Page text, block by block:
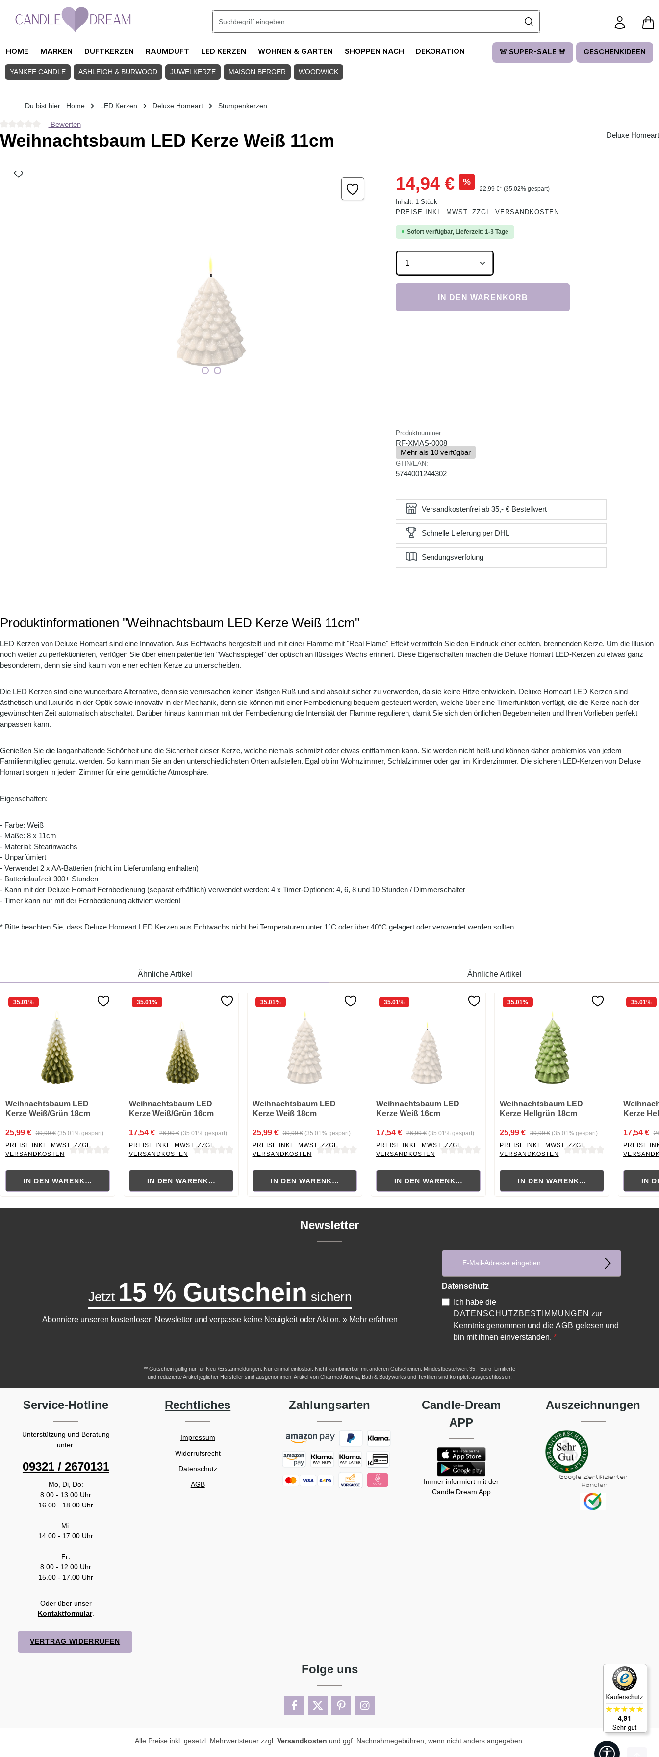
Zum Hauptinhalt springen
HOME MARKEN DUFTKERZEN RAUMDUFT LED KERZEN WOHNEN & GARTEN SHOPPEN NACH DEKORATION 🚨 SUPER-SALE 🚨 GESCHENKIDEEN
YANKEE CANDLE ASHLEIGH & BURWOOD JUWELKERZE MAISON BERGER WOODWICK
Du bist hier: Home LED Kerzen Deluxe Homeart Stumpenkerzen
Durchschnittliche Bewertung von 0 von 5 Sternen
Bewerten
Weihnachtsbaum LED Kerze Weiß 11cm Deluxe Homeart
Bildergalerie überspringen 14,94 € %
22,99 €* (35.02% gespart)
Inhalt: 1 Stück
PREISE INKL. MWST. ZZGL. VERSANDKOSTEN
Sofort verfügbar, Lieferzeit: 1-3 Tage
Produkt Anzahl: Gib den gewünschten Wert ein
IN DEN WARENKORB
Produktnummer:
RF-XMAS-0008
Mehr als 10 verfügbar
GTIN/EAN:
5744001244302
Versandkostenfrei ab 35,- € Bestellwert
Schnelle Lieferung per DHL
Sendungsverfolung
Produktinformationen "Weihnachtsbaum LED Kerze Weiß 11cm"
LED Kerzen von Deluxe Homeart sind eine Innovation. Aus Echtwachs hergestellt und mit einer Flamme mit "Real Flame" Effekt vermitteln Sie den Eindruck einer echten, brennenden Kerze. Um die Illusion
noch weiter zu perfektionieren, verfügen Sie über einen patentierten "Wachsspiegel" der optisch an flüssiges Wachs erinnert. Diese Eigenschaften machen die Deluxe Homart LED-Kerzen zu etwas ganz
besonderem, denn sie sind kaum von einer echten Kerze zu unterscheiden.
Die LED Kerzen sind eine wunderbare Alternative, denn sie verursachen keinen lästigen Ruß und sind absolut sicher zu verwenden, da sie keine Hitze entwickeln. Deluxe Homeart LED Kerzen sind
ästhetisch und luxuriös in der Optik sowie innovativ in der Mechanik, denn sie können mit einer Fernbedienung bequem gesteuert werden, welche über eine Timerfunktion verfügt, die die Kerze nach der
gewünschten Zeit automatisch abschaltet. Darüber hinaus kann man mit der Fernbedienung die Intensität der Flamme regulieren, damit Sie sich den örtlichen Begebenheiten und Ihren Vorlieben perfekt
anpassen kann.
Genießen Sie die langanhaltende Schönheit und die Sicherheit dieser Kerze, welche niemals schmilzt oder etwas entflammen kann. Sie werden nicht heiß und können daher problemlos von jedem
Familienmitglied genutzt werden. So kann man Sie an den unterschiedlichsten Orten aufstellen. Egal ob im Wohnzimmer, Schlafzimmer oder gar im Kinderzimmer. Die sicheren LED-Kerzen von Deluxe
Homart sorgen in jedem Zimmer für eine gemütliche Atmosphäre.
Eigenschaften:
- Farbe: Weiß
- Maße: 8 x 11cm
- Material: Stearinwachs
- Unparfümiert
- Verwendet 2 x AA-Batterien (nicht im Lieferumfang enthalten)
- Batterielaufzeit 300+ Stunden
- Kann mit der Deluxe Homart Fernbedienung (separat erhältlich) verwendet werden: 4 x Timer-Optionen: 4, 6, 8 und 10 Stunden / Dimmerschalter
- Timer kann nur mit der Fernbedienung aktiviert werden!
* Bitte beachten Sie, dass Deluxe Homeart LED Kerzen aus Echtwachs nicht bei Temperaturen unter 1°C oder über 40°C gelagert oder verwendet werden sollten.
Ähnliche Artikel Ähnliche Artikel
35.01%
Weihnachtsbaum LED
Kerze Weiß/Grün 18cm
25,99 € 39,99 € (35.01% gespart)
PREISE INKL. MWST. ZZGL.
VERSANDKOSTEN
IN DEN WARENKORB
35.01%
Weihnachtsbaum LED
Kerze Weiß/Grün 16cm
17,54 € 26,99 € (35.01% gespart)
PREISE INKL. MWST. ZZGL.
VERSANDKOSTEN
IN DEN WARENKORB
35.01%
Weihnachtsbaum LED
Kerze Weiß 18cm
25,99 € 39,99 € (35.01% gespart)
PREISE INKL. MWST. ZZGL.
VERSANDKOSTEN
IN DEN WARENKORB
35.01%
Weihnachtsbaum LED
Kerze Weiß 16cm
17,54 € 26,99 € (35.01% gespart)
PREISE INKL. MWST. ZZGL.
VERSANDKOSTEN
IN DEN WARENKORB
35.01%
Weihnachtsbaum LED
Kerze Hellgrün 18cm
25,99 € 39,99 € (35.01% gespart)
PREISE INKL. MWST. ZZGL.
VERSANDKOSTEN
IN DEN WARENKORB
35.01%
Kerze
17,54 €
PREISE
IN
Newsletter
Jetzt 15 % Gutschein sichern
Abonniere unseren kostenlosen Newsletter und verpasse keine Neuigkeit oder Aktion. » Mehr erfahren
Datenschutz
Ich habe die
DATENSCHUTZBESTIMMUNGEN zur
Kenntnis genommen und die AGB gelesen und
bin mit ihnen einverstanden. *
** Gutschein gültig nur für Neu-/Erstanmeldungen. Nur einmal einlösbar. Nicht kombinierbar mit anderen Gutscheinen. Mindestbestellwert 35,- Euro. Limitierte
und reduzierte Artikel jeglicher Hersteller sind ausgenommen. Artikel von Charmed Aroma, Bath & Bodyworks und Textilien sind komplett ausgeschlossen.
Service-Hotline
Unterstützung und Beratung
unter:
09321 / 2670131
Mo, Di, Do:
8.00 - 13.00 Uhr
16.00 - 18.00 Uhr
Mi:
14.00 - 17.00 Uhr
Fr:
8.00 - 12.00 Uhr
15.00 - 17.00 Uhr
Oder über unser
Kontaktformular.
VERTRAG WIDERRUFEN
Rechtliches
Impressum
Widerrufsrecht
Datenschutz
AGB
Zahlungsarten
Candle-Dream
APP
Immer informiert mit der
Candle Dream App
Auszeichnungen
Folge uns
Alle Preise inkl. gesetzl. Mehrwertsteuer zzgl. Versandkosten und ggf. Nachnahmegebühren, wenn nicht anders angegeben.